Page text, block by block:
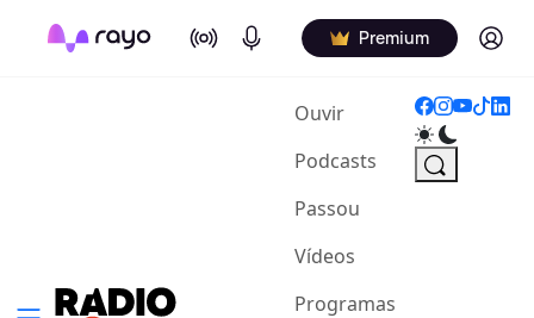
On Air Podcasts Premium Log in
Ouvir(current)
Podcasts
Passou
Vídeos
Programas